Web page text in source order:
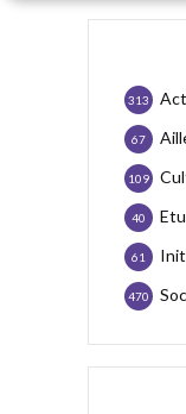
313
67
109
40
61
470